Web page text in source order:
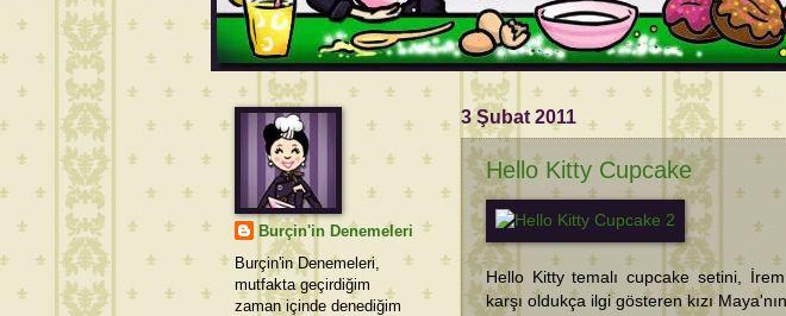
3 Şubat 2011
Hello Kitty Cupcake
Hello Kitty temalı cupcake setini,
karşı oldukça ilgi gösteren kızı
Burçin'in Denemeleri
Burçin'in Denemeleri,
mutfakta geçirdiğim
zaman içinde denediğim